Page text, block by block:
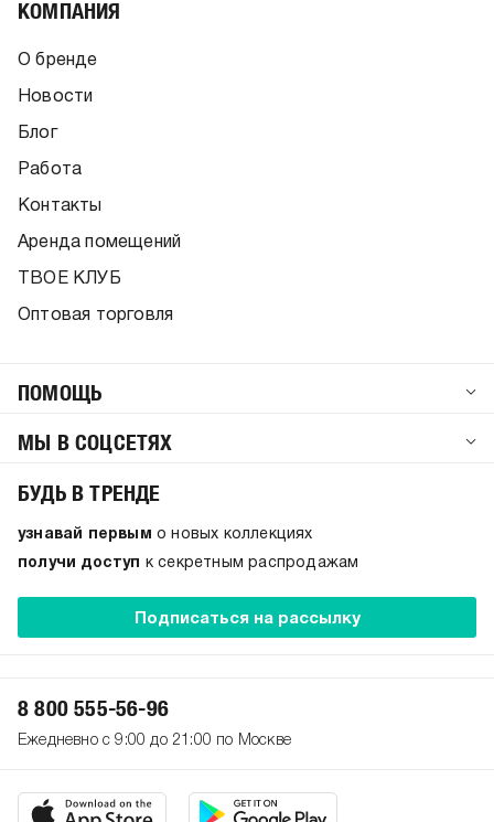
КОМПАНИЯ
О бренде
Новости
Блог
Работа
Контакты
Аренда помещений
ТВОЕ КЛУБ
Оптовая торговля
ПОМОЩЬ
МЫ В СОЦСЕТЯХ
БУДЬ В ТРЕНДЕ
узнавай первым о новых коллекциях
получи доступ к секретным распродажам
Подписаться на рассылку
8 800 555-56-96
Ежедневно с 9:00 до 21:00 по Москве